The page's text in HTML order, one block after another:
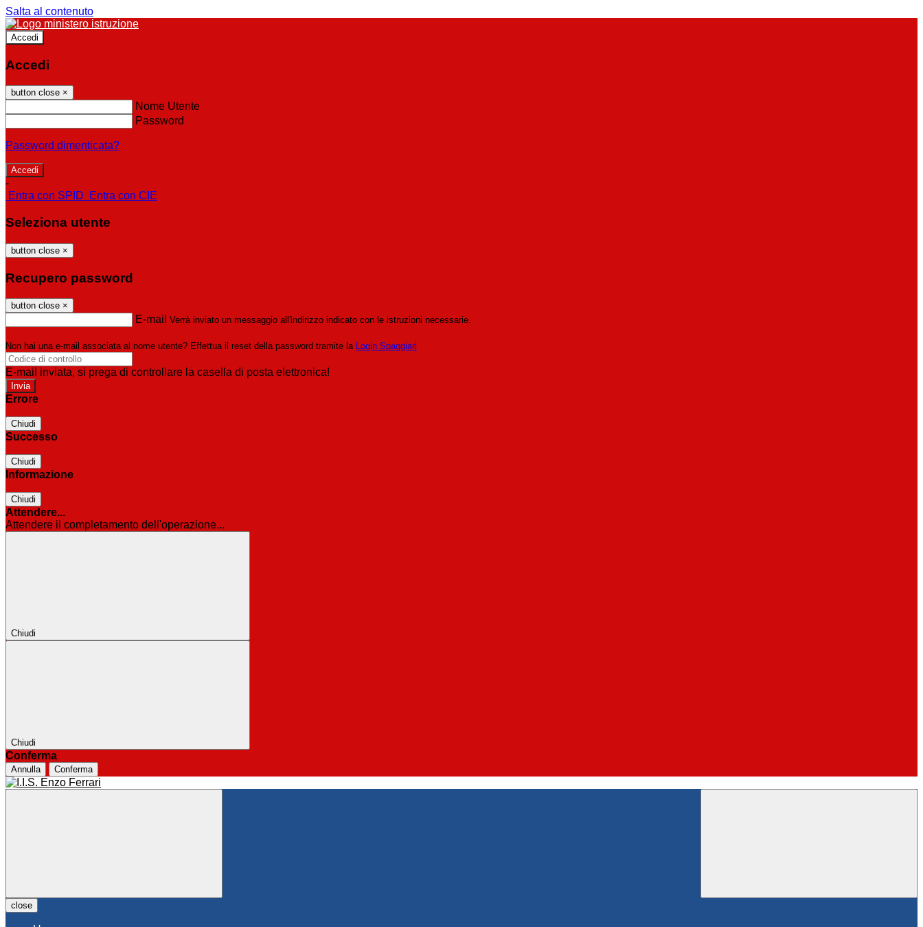
Salta al contenuto
Accedi
Accedi
button close ×
Nome Utente
Password
Password dimenticata?
-
Entra con SPID
Entra con CIE
Seleziona utente
button close ×
Recupero password
button close ×
E-mail Verrà inviato un messaggio all'indirizzo indicato con le istruzioni necessarie.
Non hai una e-mail associata al nome utente? Effettua il reset della password tramite la Login Spaggiari
E-mail inviata, si prega di controllare la casella di posta elettronica!
Errore
Chiudi
Successo
Chiudi
Informazione
Chiudi
Attendere...
Attendere il completamento dell'operazione...
Chiudi
Chiudi
Conferma
Annulla Conferma
close